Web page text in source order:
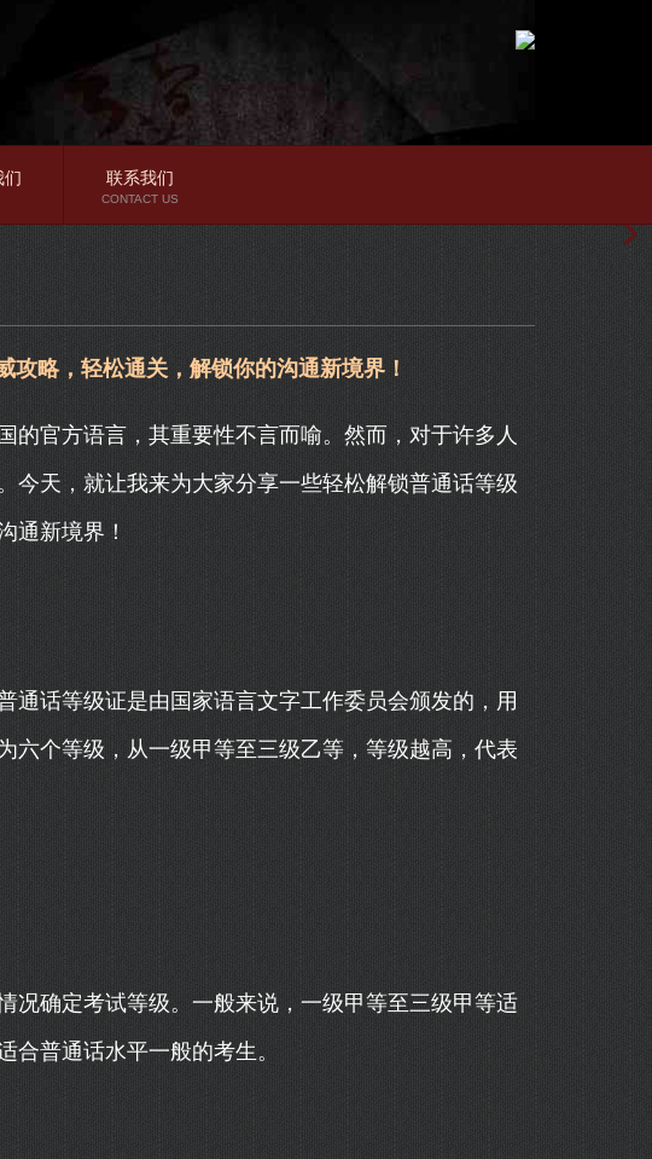
们 联系我们
CONTACT US
攻略，轻松通关，解锁你的沟通新境界！
的官方语言，其重要性不言而喻。然而，对于许多人
今天，就让我来为大家分享一些轻松解锁普通话等级
通新境界！
通话等级证是由国家语言文字工作委员会颁发的，用
六个等级，从一级甲等至三级乙等，等级越高，代表
况确定考试等级。一般来说，一级甲等至三级甲等适
合普通话水平一般的考生。